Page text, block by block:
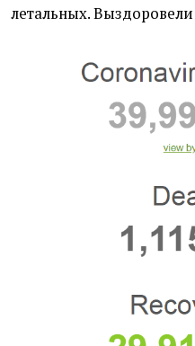
летальных. Выздоровели